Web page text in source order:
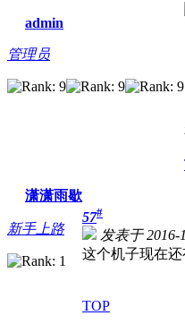
admin
管理员
潇潇雨歇
新手上路
57#
发表于 2016-
这个机子现在还
TOP